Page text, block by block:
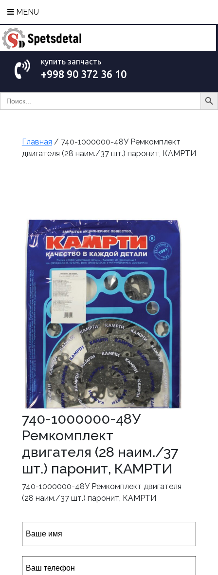
MENU
купить запчасть
+998 90 372 36 10
Search
for:
Search
Главная / 740-1000000-48У Ремкомплект
двигателя (28 наим./37 шт.) паронит, КАМРТИ
740-1000000-48У
Ремкомплект
двигателя (28 наим./37
шт.) паронит, КАМРТИ
740-1000000-48У Ремкомплект двигателя
(28 наим./37 шт.) паронит, КАМРТИ